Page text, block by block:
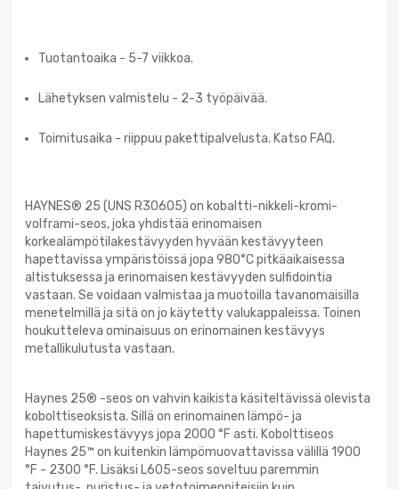
Tuotantoaika - 5-7 viikkoa.
Lähetyksen valmistelu - 2-3 työpäivää.
Toimitusaika - riippuu pakettipalvelusta. Katso FAQ.
HAYNES® 25 (UNS R30605) on kobaltti-nikkeli-kromi-
volframi-seos, joka yhdistää erinomaisen
korkealämpötilakestävyyden hyvään kestävyyteen
hapettavissa ympäristöissä jopa 980°C pitkäaikaisessa
altistuksessa ja erinomaisen kestävyyden sulfidointia
vastaan. Se voidaan valmistaa ja muotoilla tavanomaisilla
menetelmillä ja sitä on jo käytetty valukappaleissa. Toinen
houkutteleva ominaisuus on erinomainen kestävyys
metallikulutusta vastaan.
Haynes 25® -seos on vahvin kaikista käsiteltävissä olevista
kobolttiseoksista. Sillä on erinomainen lämpö- ja
hapettumiskestävyys jopa 2000 °F asti. Kobolttiseos
Haynes 25™ on kuitenkin lämpömuovattavissa välillä 1900
°F - 2300 °F. Lisäksi L605-seos soveltuu paremmin